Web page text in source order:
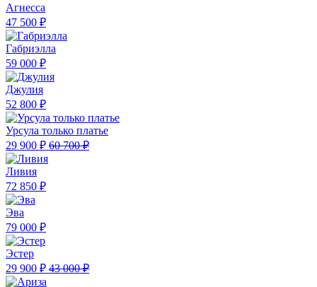
Агнесса
47 500 ₽
Габриэлла
59 000 ₽
Джулия
52 800 ₽
Урсула только платье
29 900 ₽ 60 700 ₽
Ливия
72 850 ₽
Эва
79 000 ₽
Эстер
29 900 ₽ 43 000 ₽